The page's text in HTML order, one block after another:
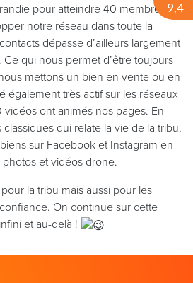
pour atteindre 40 membres et
notre réseau dans toute la
dépasse d’ailleurs largement
qui nous permet d’être toujours
mettons un bien en vente ou en
également très actif sur les réseaux
ont animés nos pages. En
qui relate la vie de la tribu,
sur Facebook et Instagram en
et vidéos drone.
la tribu mais aussi pour les
On continue sur cette
et au-delà !